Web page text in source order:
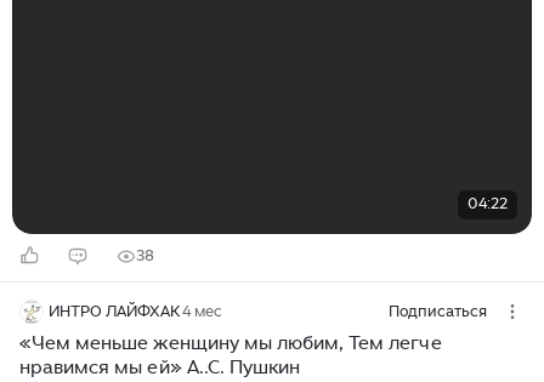
04:22
38
ИНТРО ЛАЙФХАК4 мес Подписаться
«Чем меньше женщину мы любим, Тем легче
нравимся мы ей» А..С. Пушкин